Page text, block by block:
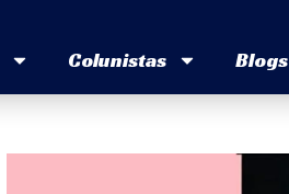
Colunistas Blogs